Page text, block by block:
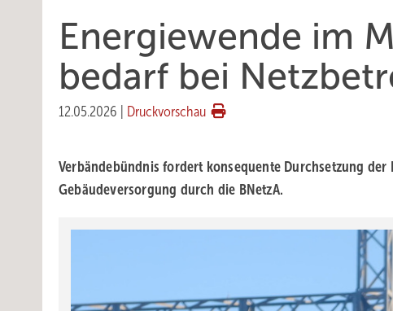
Energiewende im
bedarf bei
12.05.2026 Druckvorschau
Verbändebündnis fordert konse­quente Durch­set­zung
Gebäu­de­ver­sor­gung durch die BNetzA.